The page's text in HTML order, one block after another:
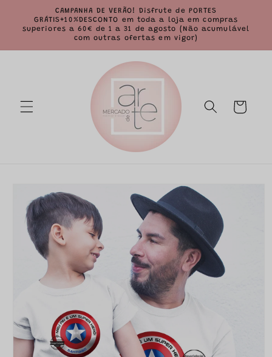
para o
conteúdo
CAMPANHA DE VERÃO! Disfrute de PORTES
GRÁTIS+10%DESCONTO em toda a loja em compras
superiores a 60€ de 1 a 31 de agosto (Não acumulável
com outras ofertas em vigor)
Carrinho
informação
do produto